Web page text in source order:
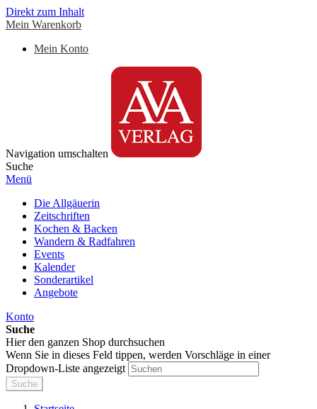
Direkt zum Inhalt
Mein Warenkorb
Mein Konto
Navigation umschalten
Suche
Menü
Die Allgäuerin
Zeitschriften
Kochen & Backen
Wandern & Radfahren
Events
Kalender
Sonderartikel
Angebote
Konto
Suche
Hier den ganzen Shop durchsuchen
Wenn Sie in dieses Feld tippen, werden Vorschläge in einer
Dropdown-Liste angezeigt
Suche